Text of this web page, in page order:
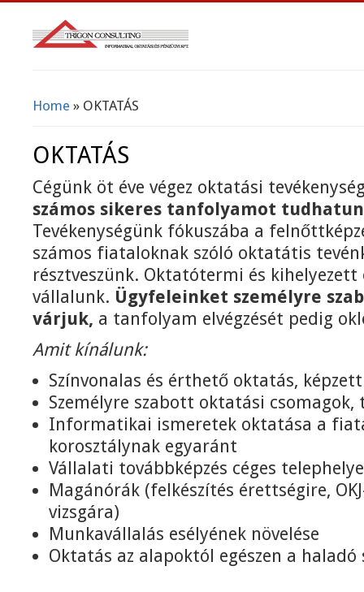
You Are Here
Home » OKTATÁS
OKTATÁS
Cégünk öt éve végez oktatási
számos sikeres tanfolyamot
Tevékenységünk fókuszába a
számos fiataloknak szóló oktatátis
résztveszünk. Oktatótermi és
vállalunk. Ügyfeleinket személyre
várjuk, a tanfolyam elvégzését pedig
Amit kínálunk:
Színvonalas és érthető oktatás,
Személyre szabott oktatási
Informatikai ismeretek oktatása a
korosztálynak egyaránt
Vállalati továbbképzés céges
Magánórák (felkészítés érettségire,
vizsgára)
Munkavállalás esélyének növelése
Oktatás az alapoktól egészen a haladó